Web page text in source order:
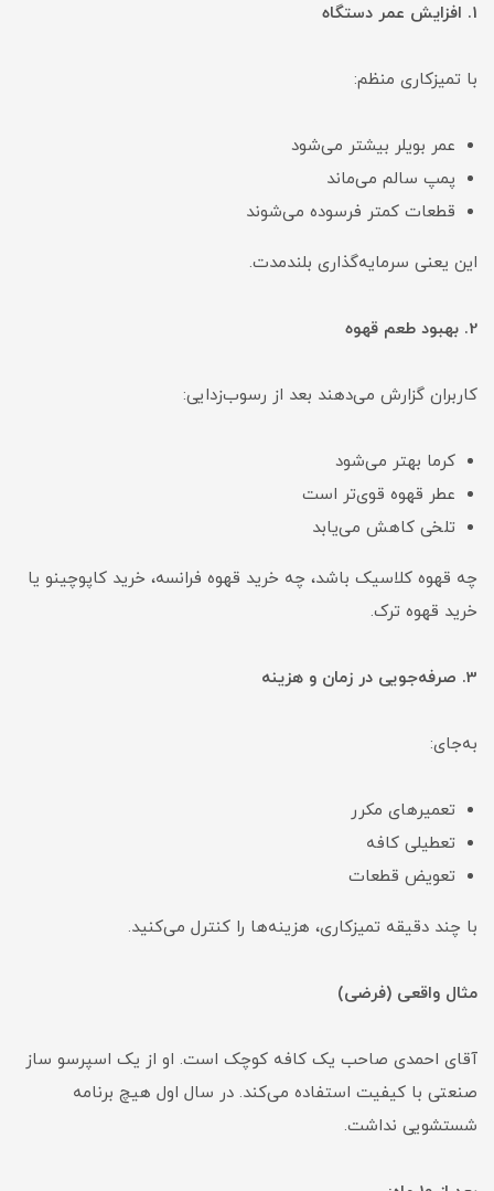
1. افزایش عمر دستگاه
با تمیزکاری منظم:
عمر بویلر بیشتر می‌شود
پمپ سالم می‌ماند
قطعات کمتر فرسوده می‌شوند
این یعنی سرمایه‌گذاری بلندمدت.
2. بهبود طعم قهوه
کاربران گزارش می‌دهند بعد از رسوب‌زدایی:
کرما بهتر می‌شود
عطر قهوه قوی‌تر است
تلخی کاهش می‌یابد
چه قهوه کلاسیک باشد، چه خرید قهوه فرانسه، خرید کاپوچینو یا
خرید قهوه ترک.
3. صرفه‌جویی در زمان و هزینه
به‌جای:
تعمیرهای مکرر
تعطیلی کافه
تعویض قطعات
با چند دقیقه تمیزکاری، هزینه‌ها را کنترل می‌کنید.
مثال واقعی (فرضی)
آقای احمدی صاحب یک کافه کوچک است. او از یک اسپرسو ساز
صنعتی با کیفیت استفاده می‌کند. در سال اول هیچ برنامه
شستشویی نداشت.